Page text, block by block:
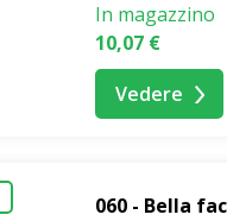
In magazzino
10,07 €
Vedere
060 - Bella